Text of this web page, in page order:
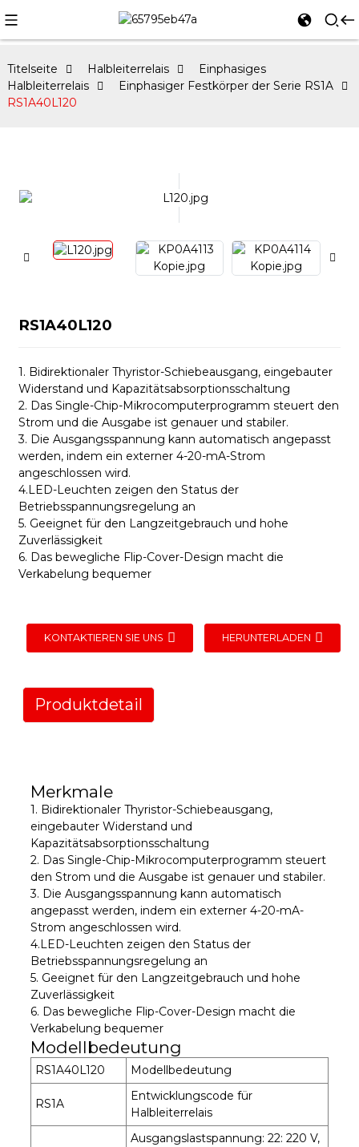
Titelseite Halbleiterrelais
Einphasiges
Halbleiterrelais
Einphasiger Festkörper der Serie RS1A
RS1A40L120
RS1A40L120
1. Bidirektionaler Thyristor-Schiebeausgang, eingebauter
Widerstand und Kapazitätsabsorptionsschaltung
2. Das Single-Chip-Mikrocomputerprogramm steuert den
Strom und die Ausgabe ist genauer und stabiler.
3. Die Ausgangsspannung kann automatisch angepasst
werden, indem ein externer 4-20-mA-Strom
angeschlossen wird.
4.LED-Leuchten zeigen den Status der
Betriebsspannungsregelung an
5. Geeignet für den Langzeitgebrauch und hohe
Zuverlässigkeit
6. Das bewegliche Flip-Cover-Design macht die
Verkabelung bequemer
KONTAKTIEREN SIE UNS HERUNTERLADEN
Produktdetail
Merkmale
1. Bidirektionaler Thyristor-Schiebeausgang,
eingebauter Widerstand und
Kapazitätsabsorptionsschaltung
2. Das Single-Chip-Mikrocomputerprogramm steuert
den Strom und die Ausgabe ist genauer und stabiler.
3. Die Ausgangsspannung kann automatisch
angepasst werden, indem ein externer 4-20-mA-
Strom angeschlossen wird.
4.LED-Leuchten zeigen den Status der
Betriebsspannungsregelung an
5. Geeignet für den Langzeitgebrauch und hohe
Zuverlässigkeit
6. Das bewegliche Flip-Cover-Design macht die
Verkabelung bequemer
Modellbedeutung
RS1A40L120 Modellbedeutung
RS1A
Entwicklungscode für
Halbleiterrelais
Ausgangslastspannung: 22: 220 V,